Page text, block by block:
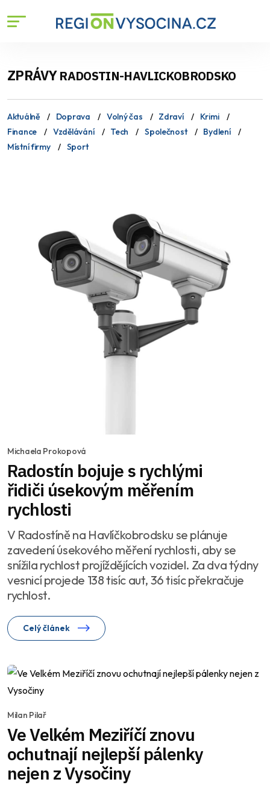
ZPRÁVYRADOSTIN-HAVLICKOBRODSKO
Aktuálně Doprava Volný čas Zdraví
Krimi
Finance
Vzdělávání Tech Společnost
Bydlení
Místní firmy
Sport
Michaela Prokopová
Radostín bojuje s rychlými
řidiči úsekovým měřením
rychlosti
V Radostíně na Havlíčkobrodsku se plánuje
zavedení úsekového měření rychlosti, aby se
snížila rychlost projíždějících vozidel. Za dva týdny
vesnicí projede 138 tisíc aut, 36 tisíc překračuje
rychlost.
Celý článek
Milan Pilař
Ve Velkém Meziříčí znovu
ochutnají nejlepší pálenky
nejen z Vysočiny